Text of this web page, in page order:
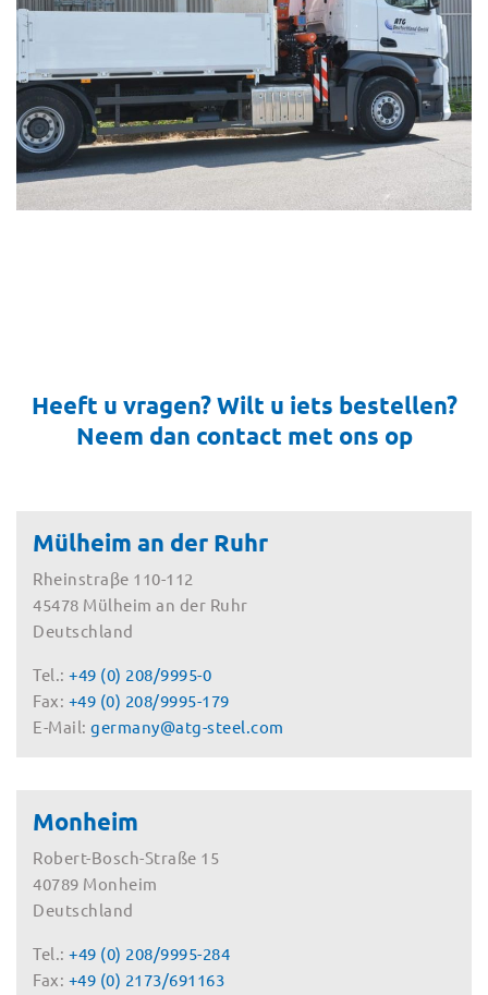
Heeft u vragen? Wilt u iets bestellen?
Neem dan contact met ons op
Mülheim an der Ruhr
Rheinstraβe 110-112
45478 Mülheim an der Ruhr
Deutschland
Tel.: +49 (0) 208/9995-0
Fax: +49 (0) 208/9995-179
E-Mail: germany@atg-steel.com
Monheim
Robert-Bosch-Straße 15
40789 Monheim
Deutschland
Tel.: +49 (0) 208/9995-284
Fax: +49 (0) 2173/691163